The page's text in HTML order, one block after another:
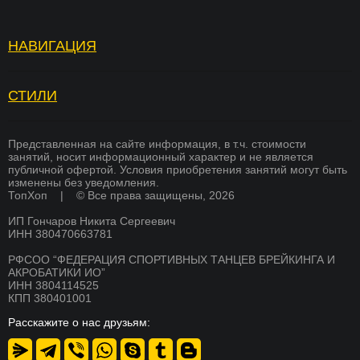
НАВИГАЦИЯ
Услуги
Памятка для родителей
Преподаватели
Стоимость
Расписание
О школе
Никита Гончаров
Система лояльности
Вопросы и ответы
Академия тренеров
Франшиза
Оплата
Магазин
Документы
Дипломы и сертификаты
Контакты
СТИЛИ
ХИП ХОП
СОВРЕМЕННЫЕ ТАНЦЫ
K-POP
СКОРО
БРЕЙКИНГ
СКОРО
ХИП ХОП
СКОРО
СКОРО
АКТЕРСКОЕ МАСТЕРСТВО
Представленная на сайте информация, в т.ч. стоимости
занятий, носит информационный характер и не является
публичной офертой. Условия приобретения занятий могут быть
изменены без уведомления.
ТопХоп | © Все права защищены, 2026
ИП Гончаров Никита Сергеевич
ИНН 380470663781
РФСОО “ФЕДЕРАЦИЯ СПОРТИВНЫХ ТАНЦЕВ БРЕЙКИНГА И
АКРОБАТИКИ ИО”
ИНН 3804114525
КПП 380401001
Расскажите о нас друзьям: